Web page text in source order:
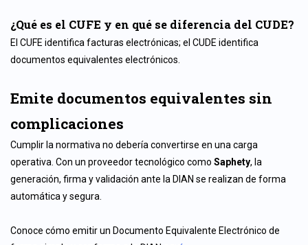
¿Qué es el CUFE y en qué se diferencia del CUDE?
El CUFE identifica facturas electrónicas; el CUDE identifica
documentos equivalentes electrónicos.
Emite documentos equivalentes sin
complicaciones
Cumplir la normativa no debería convertirse en una carga
operativa. Con un proveedor tecnológico como Saphety, la
generación, firma y validación ante la DIAN se realizan de forma
automática y segura.
Conoce cómo emitir un Documento Equivalente Electrónico de